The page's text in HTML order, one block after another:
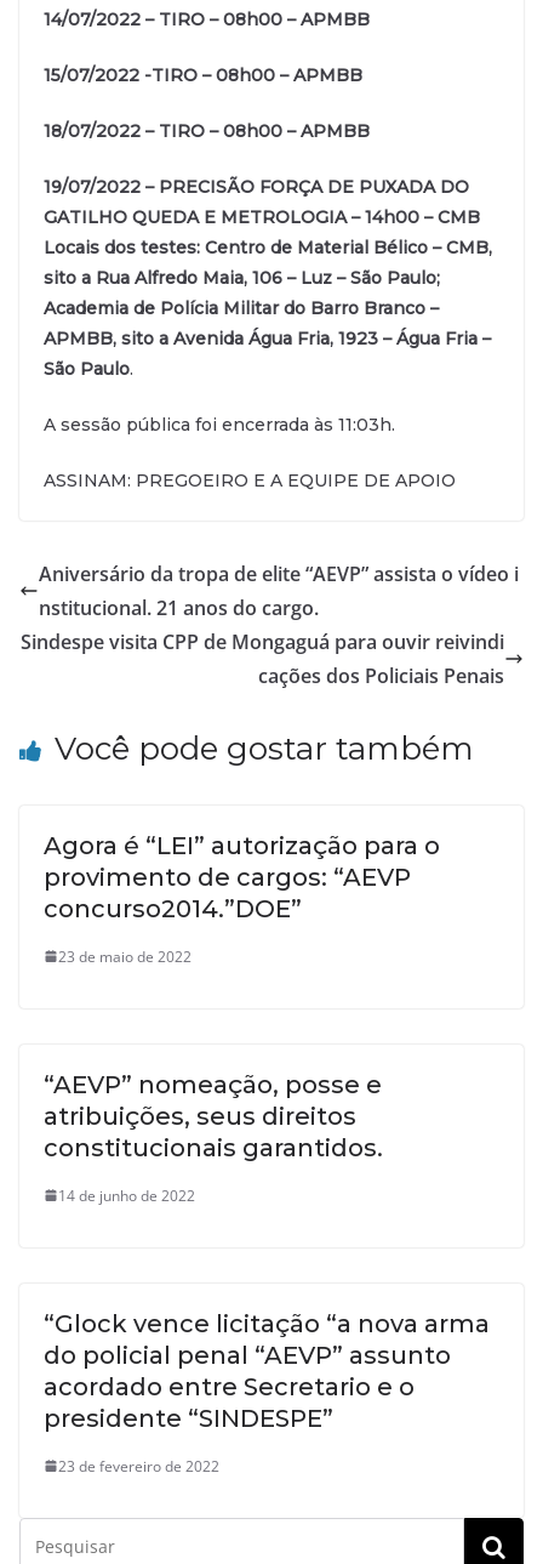
14/07/2022 – TIRO – 08h00 – APMBB
15/07/2022 -TIRO – 08h00 – APMBB
18/07/2022 – TIRO – 08h00 – APMBB
19/07/2022 – PRECISÃO FORÇA DE PUXADA DO
GATILHO QUEDA E METROLOGIA – 14h00 – CMB
Locais dos testes: Centro de Material Bélico – CMB,
sito a Rua Alfredo Maia, 106 – Luz – São Paulo;
Academia de Polícia Militar do Barro Branco –
APMBB, sito a Avenida Água Fria, 1923 – Água Fria –
São Paulo.
A sessão pública foi encerrada às 11:03h.
ASSINAM: PREGOEIRO E A EQUIPE DE APOIO
Aniversário da tropa de elite “AEVP” assista o vídeo i
nstitucional. 21 anos do cargo.
Sindespe visita CPP de Mongaguá para ouvir reivindi
cações dos Policiais Penais
Você pode gostar também
Agora é “LEI” autorização para o
provimento de cargos: “AEVP
concurso2014.”DOE”
23 de maio de 2022
“AEVP” nomeação, posse e
atribuições, seus direitos
constitucionais garantidos.
14 de junho de 2022
“Glock vence licitação “a nova arma
do policial penal “AEVP” assunto
acordado entre Secretario e o
presidente “SINDESPE”
23 de fevereiro de 2022